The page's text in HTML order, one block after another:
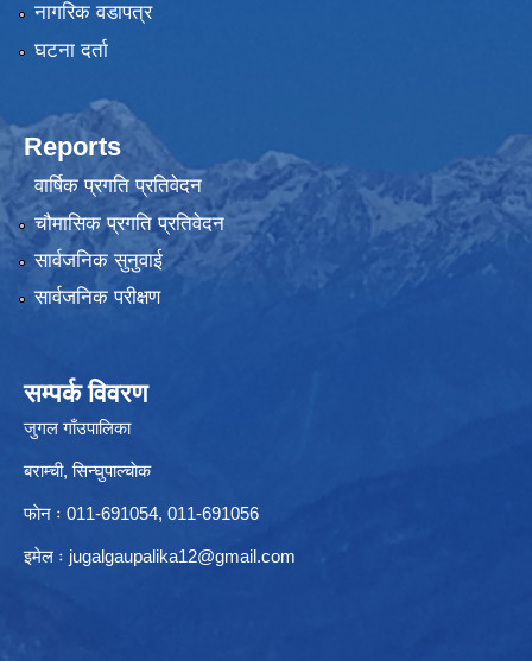
नागरिक वडापत्र
घटना दर्ता
Reports
वार्षिक प्रगति प्रतिवेदन
चौमासिक प्रगति प्रतिवेदन
सार्वजनिक सुनुवाई
सार्वजनिक परीक्षण
सम्पर्क विवरण
जुगल गाँउपालिका
बराम्ची, सिन्घुपाल्चाेक
फाेन ः 011-691054, 011-691056
इमेल ः jugalgaupalika12@gmail.com